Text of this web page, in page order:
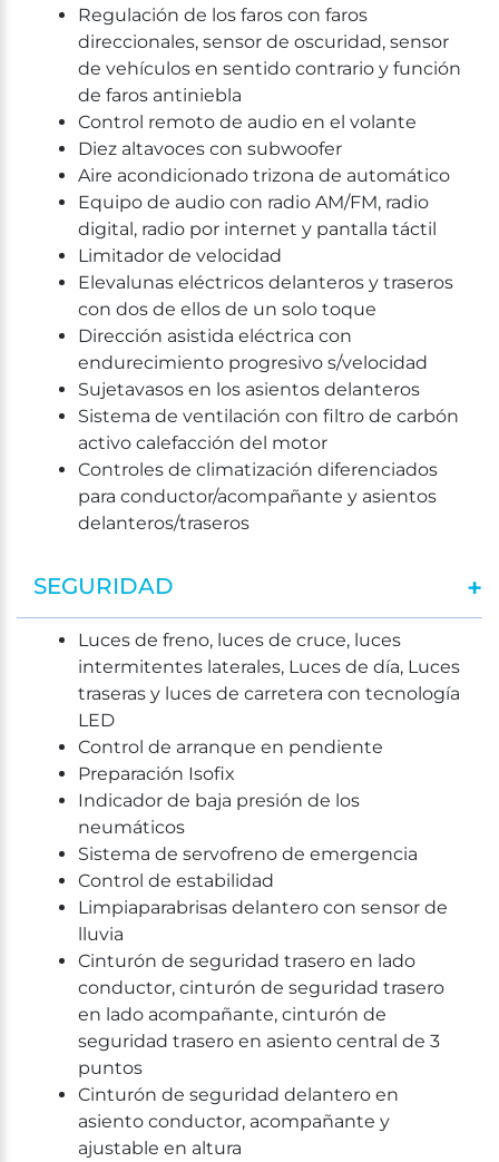
Regulación de los faros con faros
direccionales, sensor de oscuridad, sensor
de vehículos en sentido contrario y función
de faros antiniebla
Control remoto de audio en el volante
Diez altavoces con subwoofer
Aire acondicionado trizona de automático
Equipo de audio con radio AM/FM, radio
digital, radio por internet y pantalla táctil
Limitador de velocidad
Elevalunas eléctricos delanteros y traseros
con dos de ellos de un solo toque
Dirección asistida eléctrica con
endurecimiento progresivo s/velocidad
Sujetavasos en los asientos delanteros
Sistema de ventilación con filtro de carbón
activo calefacción del motor
Controles de climatización diferenciados
para conductor/acompañante y asientos
delanteros/traseros
SEGURIDAD
Luces de freno, luces de cruce, luces
intermitentes laterales, Luces de día, Luces
traseras y luces de carretera con tecnología
LED
Control de arranque en pendiente
Preparación Isofix
Indicador de baja presión de los
neumáticos
Sistema de servofreno de emergencia
Control de estabilidad
Limpiaparabrisas delantero con sensor de
lluvia
Cinturón de seguridad trasero en lado
conductor, cinturón de seguridad trasero
en lado acompañante, cinturón de
seguridad trasero en asiento central de 3
puntos
Cinturón de seguridad delantero en
asiento conductor, acompañante y
ajustable en altura